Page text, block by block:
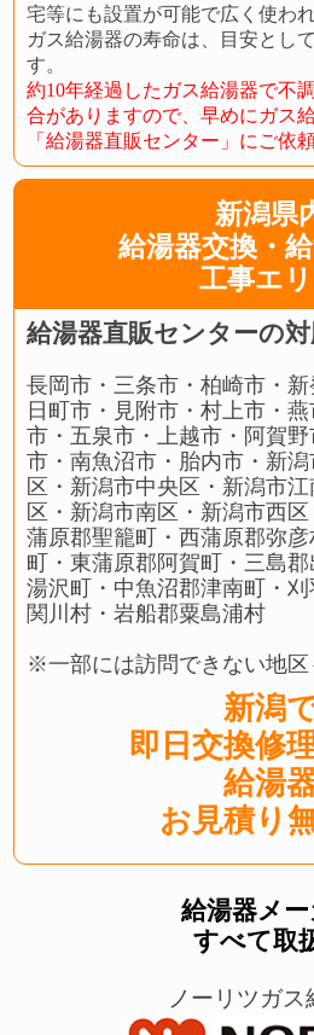
宅等にも設置が可能で広く使わ
ガス給湯器の寿命は、目安とし
す。
約10年経過したガス給湯器で不
合がありますので、早めにガス
「給湯器直販センター」にご依
新潟県
給湯器交換・
工事エ
給湯器直販センターの
長岡市・三条市・柏崎市・
日町市・見附市・村上市・
市・五泉市・上越市・阿賀
市・南魚沼市・胎内市・新
区・新潟市中央区・新潟市
区・新潟市南区・新潟市西
蒲原郡聖籠町・西蒲原郡弥
町・東蒲原郡阿賀町・三島
湯沢町・中魚沼郡津南町・
関川村・岩船郡粟島浦村
※一部には訪問できない地区
新潟
即日交換修
給湯
お見積り
給湯器メ
すべて取
ノーリツガス